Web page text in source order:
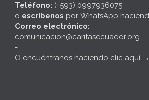
Teléfono: (+593) 0997936075
o escríbenos por WhatsApp
Correo electrónico:
comunicacion@caritasecuador.org
-
O encuéntranos haciendo clic aquí →